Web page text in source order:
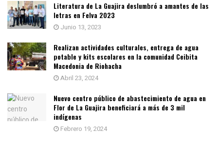
Literatura de La Guajira deslumbró a amantes de las
letras en Felva 2023
Junio 13, 2023
Realizan actividades culturales, entrega de agua
potable y kits escolares en la comunidad Ceibita
Macedonia de Riohacha
Abril 23, 2024
Nuevo centro público de abastecimiento de agua en
Flor de La Guajira beneficiará a más de 3 mil
indígenas
Febrero 19, 2024